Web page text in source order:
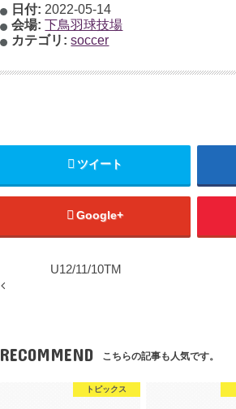
日付: 2022-05-14
会場: 下鳥羽球技場
カテゴリ: soccer
ツイート
Google+
U12/11/10TM
RECOMMEND こちらの記事も人気です。
トピックス